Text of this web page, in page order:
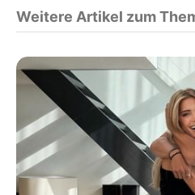
Weitere Artikel zum